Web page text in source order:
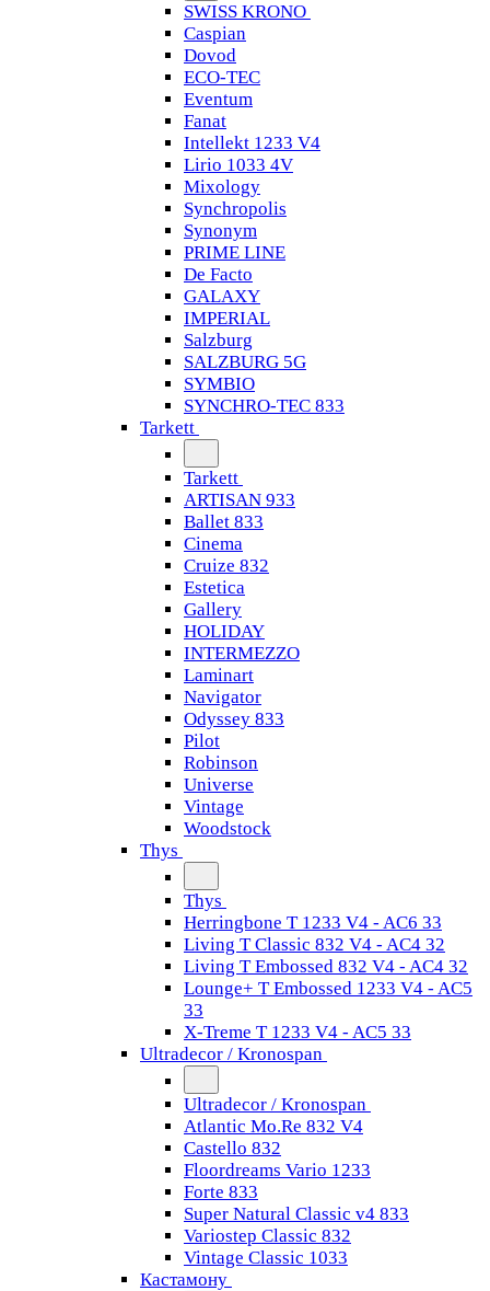
SWISS KRONO
Caspian
Dovod
ECO-TEC
Eventum
Fanat
Intellekt 1233 V4
Lirio 1033 4V
Mixology
Synchropolis
Synonym
PRIME LINE
De Facto
GALAXY
IMPERIAL
Salzburg
SALZBURG 5G
SYMBIO
SYNCHRO-TEC 833
Tarkett
Tarkett
ARTISAN 933
Ballet 833
Cinema
Cruize 832
Estetica
Gallery
HOLIDAY
INTERMEZZO
Laminart
Navigator
Odyssey 833
Pilot
Robinson
Universe
Vintage
Woodstock
Thys
Thys
Herringbone T 1233 V4 - AC6 33
Living T Classic 832 V4 - AC4 32
Living T Embossed 832 V4 - AC4 32
Lounge+ T Embossed 1233 V4 - AC5
33
X-Treme T 1233 V4 - AC5 33
Ultradecor / Kronospan
Ultradecor / Kronospan
Atlantic Mo.Re 832 V4
Castello 832
Floordreams Vario 1233
Forte 833
Super Natural Classic v4 833
Variostep Classic 832
Vintage Classic 1033
Кастамону